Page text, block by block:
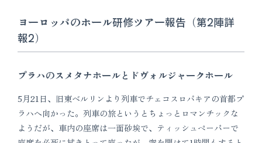
ヨーロッパのホール研修ツアー報告（第2陣詳
報2）
プラハのスメタナホールとドヴォルジャークホール
5月21日、旧東ベルリンより列車でチェコスロバキアの首都プ
ラハへ向かった。列車の旅というとちょっとロマンチックな
ようだが、車内の座席は一面砂埃で、ティッシュペーパーで